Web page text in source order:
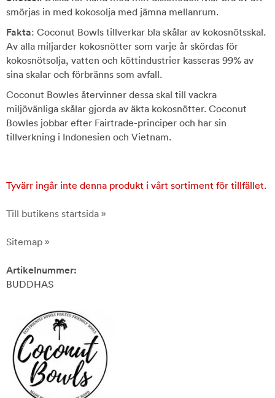
smörjas in med kokosolja med jämna mellanrum.
Fakta: Coconut Bowls tillverkar bla skålar av kokosnötsskal.
Av alla miljarder kokosnötter som varje år skördas för
kokosnötsolja, vatten och köttindustrier kasseras 99% av
sina skalar och förbränns som avfall.
Coconut Bowles återvinner dessa skal till vackra
miljövänliga skålar gjorda av äkta kokosnötter. Coconut
Bowles jobbar efter Fairtrade-principer och har sin
tillverkning i Indonesien och Vietnam.
Tyvärr ingår inte denna produkt i vårt sortiment för tillfället.
Till butikens startsida »
Sitemap »
Artikelnummer:
BUDDHAS